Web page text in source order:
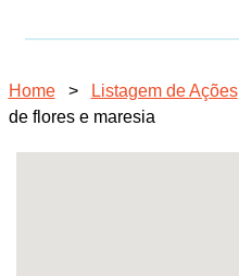
Home > Listagem de Ações
de flores e maresia